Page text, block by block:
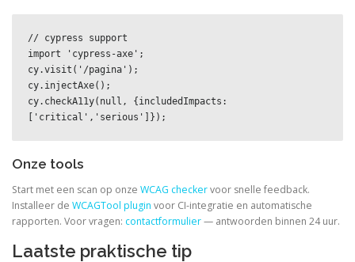
// cypress support
import 'cypress-axe';
cy.visit('/pagina');
cy.injectAxe();
cy.checkA11y(null, {includedImpacts:
['critical','serious']});
Onze tools
Start met een scan op onze WCAG checkervoor snelle feedback.
Installeer de WCAGTool plugin voor CI-integratie en automatische
rapporten. Voor vragen: contactformulier— antwoorden binnen 24 uur.
Laatste praktische tip